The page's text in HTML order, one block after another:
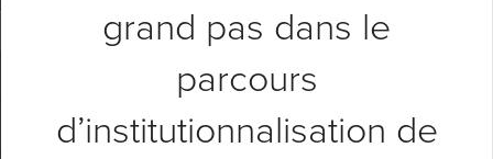
grand pas dans le
parcours
d’institutionnalisation de